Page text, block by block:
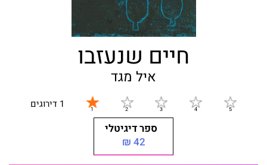
חיים שנעזבו
איל מגד
1 דירוגים
ספר דיגיטלי
42 ₪